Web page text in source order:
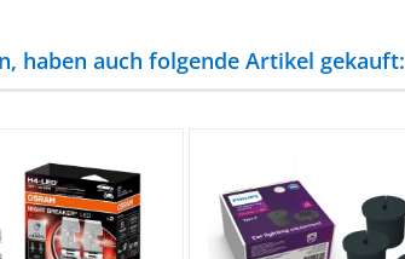
haben auch folgende Artikel gekauft: